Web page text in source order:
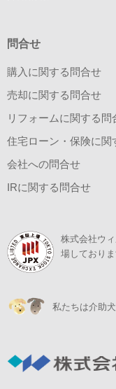
問合せ
購入に関する問合せ
売却に関する問合せ
リフォームに関する問
住宅ローン・保険に関
会社への問合せ
IRに関する問合せ
株式会社ウ
場しており
私たちは介助